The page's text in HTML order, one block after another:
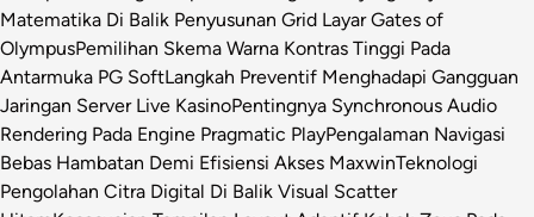
Matematika Di Balik Penyusunan Grid Layar Gates of
OlympusPemilihan Skema Warna Kontras Tinggi Pada
Antarmuka PG SoftLangkah Preventif Menghadapi Gangguan
Jaringan Server Live KasinoPentingnya Synchronous Audio
Rendering Pada Engine Pragmatic PlayPengalaman Navigasi
Bebas Hambatan Demi Efisiensi Akses MaxwinTeknologi
Pengolahan Citra Digital Di Balik Visual Scatter